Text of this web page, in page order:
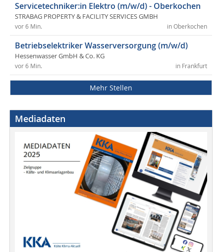
Servicetechniker:in Elektro (m/w/d) - Oberkochen
STRABAG PROPERTY & FACILITY SERVICES GMBH
in Oberkochen
vor 6 Min.
Betriebselektriker Wasserversorgung (m/w/d)
Hessenwasser GmbH & Co. KG
in Frankfurt
vor 6 Min.
Mehr Stellen
Mediadaten